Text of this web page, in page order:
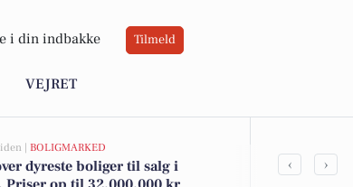
i din indbakke Tilmeld
VEJRET
| BOLIGMARKED
dyreste boliger til salg i
Sæby fejrer
‹ ›